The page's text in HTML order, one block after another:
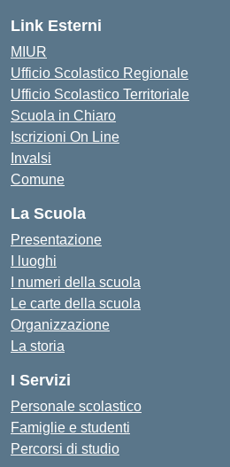
Link Esterni
MIUR
Ufficio Scolastico Regionale
Ufficio Scolastico Territoriale
Scuola in Chiaro
Iscrizioni On Line
Invalsi
Comune
La Scuola
Presentazione
I luoghi
I numeri della scuola
Le carte della scuola
Organizzazione
La storia
I Servizi
Personale scolastico
Famiglie e studenti
Percorsi di studio